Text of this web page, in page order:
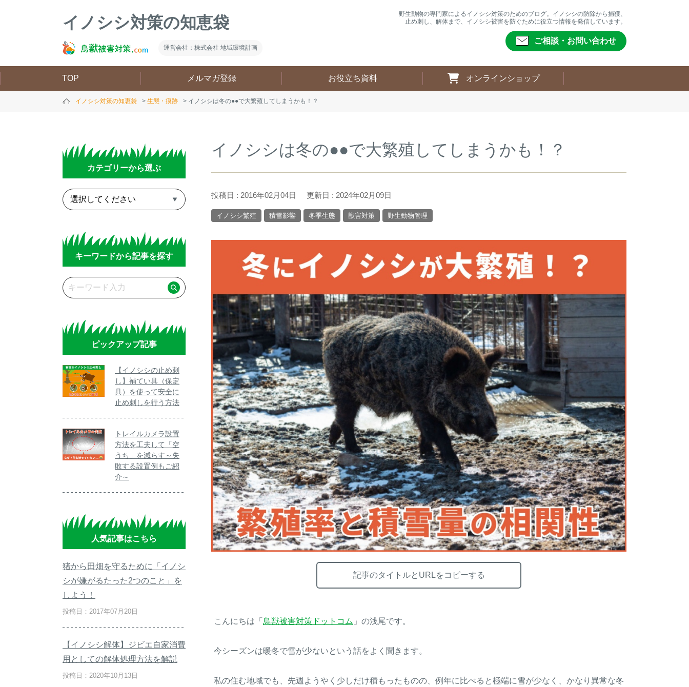
イノシシ対策の知恵袋
運営会社：株式会社 地域環境計画
野生動物の専門家によるイノシシ対策のためのブログ。イノシシの防除から捕獲、
止め刺し、解体まで、イノシシ被害を防ぐために役立つ情報を発信しています。
ご相談・お問い合わせ
TOP メルマガ登録 お役立ち資料 オンラインショップ
イノシシ対策の知恵袋 生態・痕跡 イノシシは冬の●●で大繁殖してしまうかも！？
カテゴリーから選ぶ
キーワードから記事を探す
ピックアップ記事
【イノシシの止め刺
し】補てい具（保定
具）を使って安全に
止め刺しを行う方法
トレイルカメラ設置
方法を工夫して「空
うち」を減らす～失
敗する設置例もご紹
介～
人気記事はこちら
猪から田畑を守るために「イノシ
シが嫌がるたった2つのこと」を
しよう！
投稿日：2017年07月20日
【イノシシ解体】ジビエ自家消費
用としての解体処理方法を解説
投稿日：2020年10月13日
イノシシは冬の●●で大繁殖してしまうかも！？
投稿日 : 2016年02月04日 更新日 : 2024年02月09日
イノシシ繁殖 積雪影響 冬季生態 獣害対策 野生動物管理
記事のタイトルとURLをコピーする
こんにちは「 鳥獣被害対策ドットコム 」の浅尾です。
今シーズンは暖冬で雪が少ないという話をよく聞きます。
私の住む地域でも、先週ようやく少しだけ積もったものの、例年に比べると極端に雪が少なく、かなり異常な冬